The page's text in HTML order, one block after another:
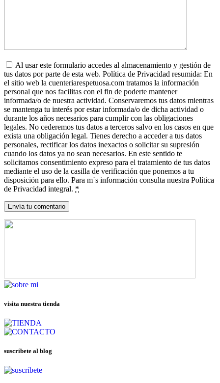
Al usar este formulario accedes al almacenamiento y gestión de
tus datos por parte de esta web. Política de Privacidad resumida: En
el sitio web la cuenteriarespetuosa.com tratamos la información
personal que nos facilitas con el fin de poderte mantener
informada/o de nuestra actividad. Conservaremos tus datos mientras
se mantenga tu interés por estar informada/o de dicha actividad o
durante los años necesarios para cumplir con las obligaciones
legales. No cederemos tus datos a terceros salvo en los casos en que
exista una obligación legal. Tienes derecho a acceder a tus datos
personales, rectificar los datos inexactos o solicitar su supresión
cuando los datos ya no sean necesarios. En este sentido te
solicitamos consentimiento expreso para el tratamiento de tus datos
mediante el uso de la casilla de verificación que ponemos a tu
disposición para ello. Para m´s información consulta nuestra Política
de Privacidad integral. *
visita nuestra tienda
suscríbete al blog